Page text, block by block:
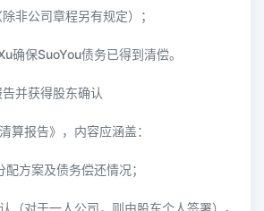
非公司章程另有规定）；
确保SuoYou债务已得到清偿。
并获得股东确认
算报告》，内容应涵盖：
方案及债务偿还情况；